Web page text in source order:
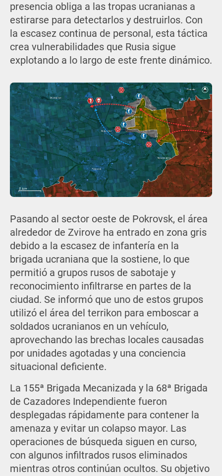
presencia obliga a las tropas ucranianas a
estirarse para detectarlos y destruirlos. Con
la escasez continua de personal, esta táctica
crea vulnerabilidades que Rusia sigue
explotando a lo largo de este frente dinámico.
Pasando al sector oeste de Pokrovsk, el área
alrededor de Zvirove ha entrado en zona gris
debido a la escasez de infantería en la
brigada ucraniana que la sostiene, lo que
permitió a grupos rusos de sabotaje y
reconocimiento infiltrarse en partes de la
ciudad. Se informó que uno de estos grupos
utilizó el área del terrikon para emboscar a
soldados ucranianos en un vehículo,
aprovechando las brechas locales causadas
por unidades agotadas y una conciencia
situacional deficiente.
La 155ª Brigada Mecanizada y la 68ª Brigada
de Cazadores Independiente fueron
desplegadas rápidamente para contener la
amenaza y evitar un colapso mayor. Las
operaciones de búsqueda siguen en curso,
con algunos infiltrados rusos eliminados
mientras otros continúan ocultos. Su objetivo